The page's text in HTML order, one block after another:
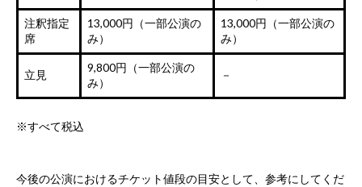
注釈指定
席
13,000円（一部公演の
み）
13,000円（一部公演の
み）
立見
9,800円（一部公演の
み）
－
※すべて税込
今後の公演におけるチケット値段の目安として、参考にしてくだ